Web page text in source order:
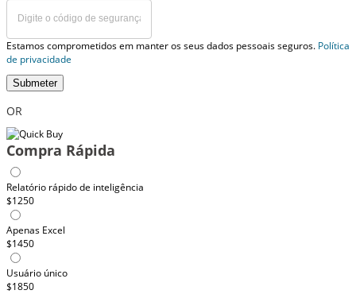
Estamos comprometidos em manter os seus dados pessoais seguros. Política
de privacidade
Submeter
OR
Compra Rápida
Relatório rápido de inteligência
$1250
Apenas Excel
$1450
Usuário único
$1850